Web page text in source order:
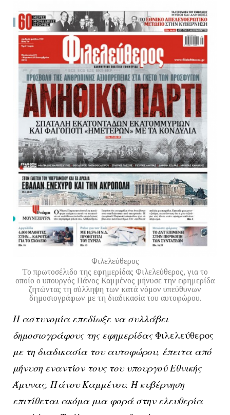
Φιλελεύθερος
To πρωτοσέλιδο της εφημερίδας Φιλελεύθερος, για το
οποίο ο υπουργός Πάνος Καμμένος μήνυσε την εφημερίδα
ζητώντας τη σύλληψη των κατά νόμον υπεύθυνων
δημοσιογράφων με τη διαδικασία του αυτοφώρου.
Η αστυνομία επεδίωξε να συλλάβει
δημοσιογράφους της εφημερίδαςΦιλελεύθερος
με τη διαδικασία του αυτοφώρου, έπειτα από
μήνυση εναντίον τους του υπουργού Εθνικής
Άμυνας, Πάνου Καμμένου. Η κυβέρνηση
επιτίθεται ακόμα μια φορά στην ελευθερία